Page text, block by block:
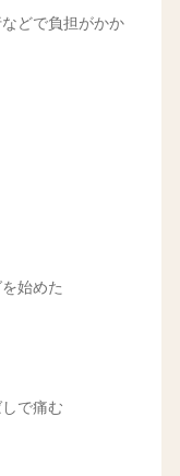
どで負担がかか
始めた
で痛む